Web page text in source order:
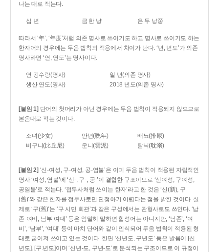
나는 대로 적는다.
십 년 금 한 냥 은 두 냥쭝
따라서 ‘年’, ‘年度’처럼 의존 명사로 쓰이기도 하고 명사로 쓰이기도 하는
한자어의 경우에는 두음 법칙의 적용에서 차이가 난다. ‘년, 년도’가 의존
명사라면 ‘연, 연도’는 명사이다.
연 강수량(명사)
일 년(의존 명사)
생산 연도(명사)
2018 년도(의존 명사)
[붙임 1] 단어의 첫머리가 아닌 경우에는 두음 법칙이 적용되지 않으므로
본음대로 적는 것이다.
소녀(少女) 만년(晩年)
배뇨(排尿)
비구니(比丘尼)
운니(雲泥) 탐닉(耽溺)
[붙임 2] ‘신-여성, 구-여성, 공-염불’은 이미 두음 법칙이 적용된 자립적인
명사 ‘여성, 염불’에 ‘신-, 구-, 공-’이 결합한 구조이므로 ‘신여성, 구여성,
공염불’로 적는다. ‘접두사처럼 쓰이는 한자’라고 한 것은 ‘신(新), 구
(舊)’와 같은 한자를 접두사로만 단정하기 어렵다는 점을 밝힌 것이다. 실
제로 ‘구(舊)’는 ‘구 시민 회관’과 같은 구성에서는 관형사로도 쓰인다. ‘남
존­-여비, 남부-­여대’ 등은 엄밀히 말하면 합성어는 아니지만, ‘남존’, ‘여
비’, ‘남부’, ‘여대’ 등이 마치 단어와 같이 인식되어 두음 법칙이 적용된 형
태로 굳어져 쓰이고 있는 것이다. 한편 ‘신년도, 구년도’ 등은 발음이 [신
년도], [구ː년도]이며 ‘신년­-도, 구년-­도’로 분석되는 구조이므로 이 규정이